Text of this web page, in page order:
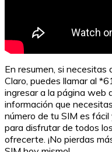
En resumen, si necesitas
Claro, puedes llamar al
ingresar a la página web
información que
número de tu SIM es
para disfrutar de todos
ofrecerte. ¡No pierdas